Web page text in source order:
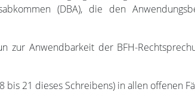
(DBA), die den
zur Anwendbarkeit der BFH-
21 dieses Schreibens) in allen offenen